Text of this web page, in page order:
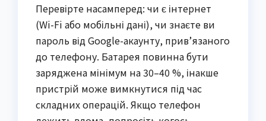
Перевірте насамперед: чи є інтернет
(Wi-Fi або мобільні дані), чи знаєте ви
пароль від Google-акаунту, прив’язаного
до телефону. Батарея повинна бути
заряджена мінімум на 30–40 %, інакше
пристрій може вимкнутися під час
складних операцій. Якщо телефон